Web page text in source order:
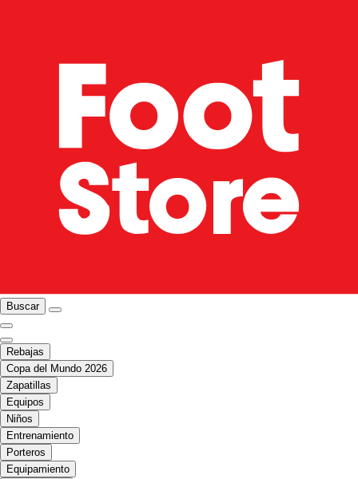
Buscar
Rebajas
Copa del Mundo 2026
Zapatillas
Equipos
Niños
Entrenamiento
Porteros
Equipamiento